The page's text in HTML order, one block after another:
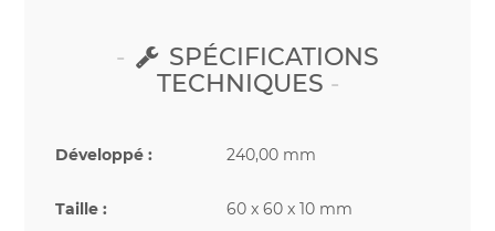
SPÉCIFICATIONS
TECHNIQUES
Développé : 240,00 mm
Taille : 60 x 60 x 10 mm